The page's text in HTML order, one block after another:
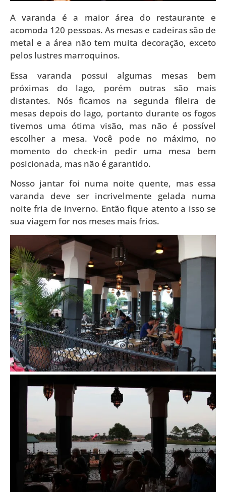
A varanda é a maior área do restaurante e
acomoda 120 pessoas. As mesas e cadeiras são de
metal e a área não tem muita decoração, exceto
pelos lustres marroquinos.
Essa varanda possui algumas mesas bem
próximas do lago, porém outras são mais
distantes. Nós ficamos na segunda fileira de
mesas depois do lago, portanto durante os fogos
tivemos uma ótima visão, mas não é possível
escolher a mesa. Você pode no máximo, no
momento do check-in pedir uma mesa bem
posicionada, mas não é garantido.
Nosso jantar foi numa noite quente, mas essa
varanda deve ser incrivelmente gelada numa
noite fria de inverno. Então fique atento a isso se
sua viagem for nos meses mais frios.